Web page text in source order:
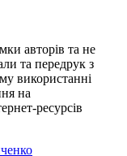
авторів та не
та передрук з
використанні
на
ресурсів